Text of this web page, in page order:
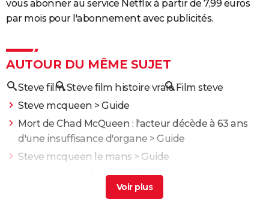
vous abonner au service Netflix à partir de 7,99 euros
par mois pour l'abonnement avec publicités.
AUTOUR DU MÊME SUJET
Steve film Steve film histoire vraie Film steve
Steve mcqueen > Guide
Mort de Chad McQueen : l'acteur décède à 63 ans
d'une insuffisance d'organe > Guide
Steve mcqueen le mans > Guide
Steve nos jours heureux> Guide
> Guide